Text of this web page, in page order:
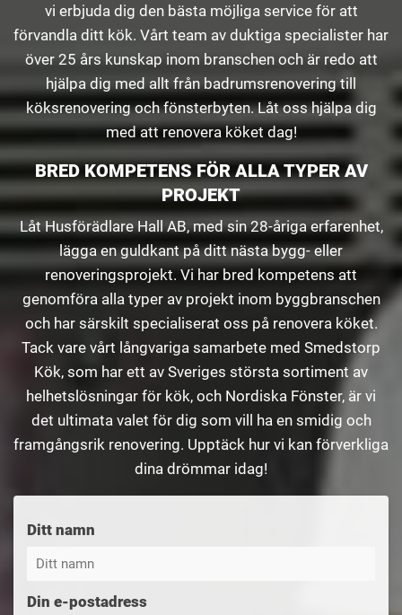
vi erbjuda dig den bästa möjliga service för att
förvandla ditt kök. Vårt team av duktiga specialister har
över 25 års kunskap inom branschen och är redo att
hjälpa dig med allt från badrumsrenovering till
köksrenovering och fönsterbyten. Låt oss hjälpa dig
med att renovera köket dag!
BRED KOMPETENS FÖR ALLA TYPER AV
PROJEKT
Låt Husförädlare Hall AB, med sin 28-åriga erfarenhet,
lägga en guldkant på ditt nästa bygg- eller
renoveringsprojekt. Vi har bred kompetens att
genomföra alla typer av projekt inom byggbranschen
och har särskilt specialiserat oss på renovera köket.
Tack vare vårt långvariga samarbete med Smedstorp
Kök, som har ett av Sveriges största sortiment av
helhetslösningar för kök, och Nordiska Fönster, är vi
det ultimata valet för dig som vill ha en smidig och
framgångsrik renovering. Upptäck hur vi kan förverkliga
dina drömmar idag!
Ditt namn
Din e-postadress